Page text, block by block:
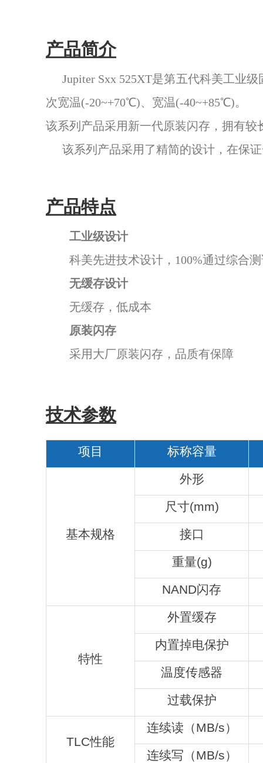
产品简介
Jupiter Sxx 525XT是第五代科美工业
次宽温(-20~+70℃)、宽温(-40~+85℃)。
该系列产品采用新一代原装闪存，拥有
该系列产品采用了精简的设计，在保
产品特点
工业级设计
科美先进技术设计，100%通过综合
无缓存设计
无缓存，低成本
原装闪存
采用大厂原装闪存，品质有保障
技术参数
项目 标称容量
基本规格
外形
尺寸(mm)
接口
重量(g)
NAND闪存
特性
外置缓存
内置掉电保护
温度传感器
过载保护
TLC性能
连续读（MB/s）
连续写（MB/s）